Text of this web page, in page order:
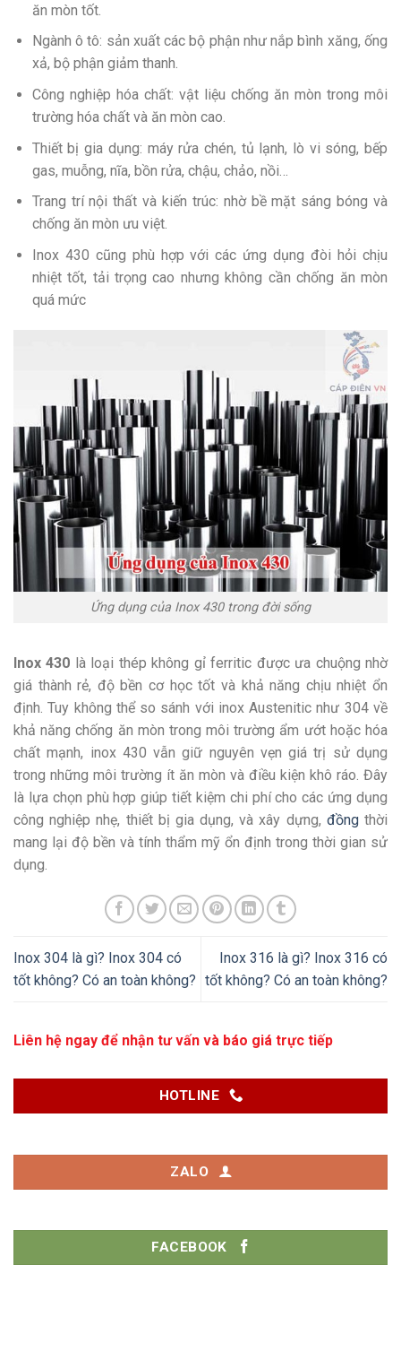
ăn mòn tốt.
Ngành ô tô: sản xuất các bộ phận như nắp bình xăng, ống
xả, bộ phận giảm thanh.
Công nghiệp hóa chất: vật liệu chống ăn mòn trong môi
trường hóa chất và ăn mòn cao.
Thiết bị gia dụng: máy rửa chén, tủ lạnh, lò vi sóng, bếp
gas, muỗng, nĩa, bồn rửa, chậu, chảo, nồi…
Trang trí nội thất và kiến trúc: nhờ bề mặt sáng bóng và
chống ăn mòn ưu việt.
Inox 430 cũng phù hợp với các ứng dụng đòi hỏi chịu
nhiệt tốt, tải trọng cao nhưng không cần chống ăn mòn
quá mức
Ứng dụng của Inox 430 trong đời sống
Inox 430 là loại thép không gỉ ferritic được ưa chuộng nhờ
giá thành rẻ, độ bền cơ học tốt và khả năng chịu nhiệt ổn
định. Tuy không thể so sánh với inox Austenitic như 304 về
khả năng chống ăn mòn trong môi trường ẩm ướt hoặc hóa
chất mạnh, inox 430 vẫn giữ nguyên vẹn giá trị sử dụng
trong những môi trường ít ăn mòn và điều kiện khô ráo. Đây
là lựa chọn phù hợp giúp tiết kiệm chi phí cho các ứng dụng
công nghiệp nhẹ, thiết bị gia dụng, và xây dựng, đồngthời
mang lại độ bền và tính thẩm mỹ ổn định trong thời gian sử
dụng.
Inox 304 là gì? Inox 304 có
tốt không? Có an toàn không?
Inox 316 là gì? Inox 316 có
tốt không? Có an toàn không?
Liên hệ ngay để nhận tư vấn và báo giá trực tiếp
HOTLINE
ZALO
FACEBOOK